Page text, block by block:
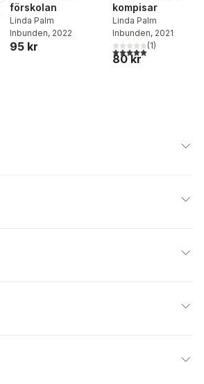
förskolan
Linda Palm
Inbunden, 2022
95 kr
kompisar
Linda Palm
Inbunden, 2021
5,0utav 5 stjärnor.
(1)
80 kr